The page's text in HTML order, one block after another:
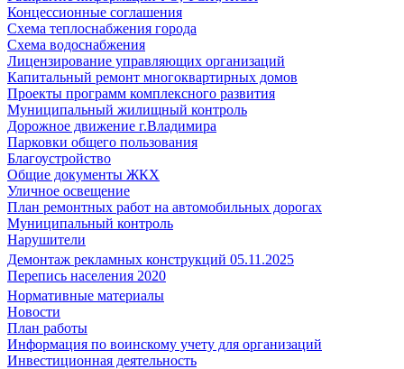
Концессионные соглашения
Схема теплоснабжения города
Схема водоснабжения
Лицензирование управляющих организаций
Капитальный ремонт многоквартирных домов
Проекты программ комплексного развития
Муниципальный жилищный контроль
Дорожное движение г.Владимира
Парковки общего пользования
Благоустройство
Общие документы ЖКХ
Уличное освещение
План ремонтных работ на автомобильных дорогах
Муниципальный контроль
Нарушители
Демонтаж рекламных конструкций 05.11.2025
Перепись населения 2020
Нормативные материалы
Новости
План работы
Информация по воинскому учету для организаций
Инвестиционная деятельность